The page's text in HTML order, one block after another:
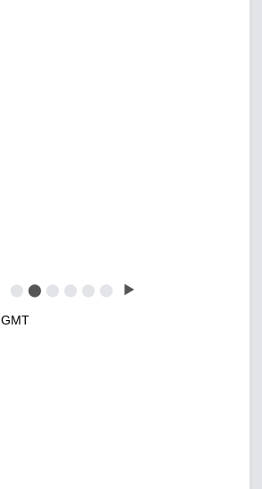
⬤ ⬤ ⬤ ⬤ ⬤ ⬤ ▶
GMT